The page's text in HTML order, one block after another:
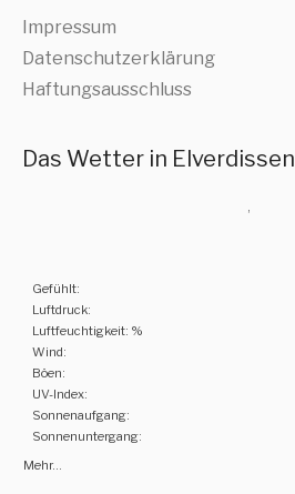
Impressum
Datenschutzerklärung
Haftungsausschluss
Das Wetter in Elverdissen
,
Gefühlt:
Luftdruck:
Luftfeuchtigkeit: %
Wind:
Böen:
UV-Index:
Sonnenaufgang:
Sonnenuntergang:
Mehr...